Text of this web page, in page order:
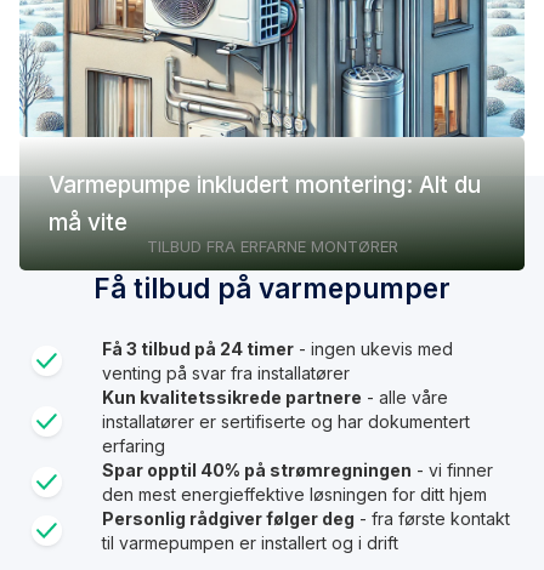
Varmepumpe inkludert montering: Alt du
må vite
TILBUD FRA ERFARNE MONTØRER
Få tilbud på varmepumper
Få 3 tilbud på 24 timer - ingen ukevis med
venting på svar fra installatører
Kun kvalitetssikrede partnere - alle våre
installatører er sertifiserte og har dokumentert
erfaring
Spar opptil 40% på strømregningen - vi finner
den mest energieffektive løsningen for ditt hjem
Personlig rådgiver følger deg - fra første kontakt
til varmepumpen er installert og i drift